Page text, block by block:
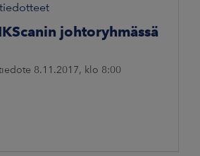
johtoryhmässä
8.11.2017, klo 8:00